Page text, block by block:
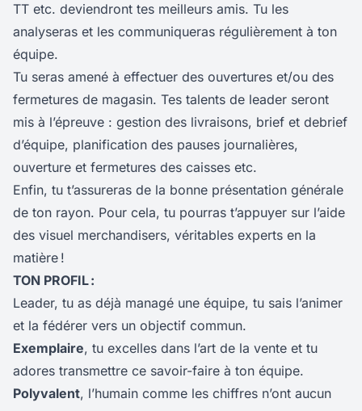
TT etc. deviendront tes meilleurs amis. Tu les
analyseras et les communiqueras régulièrement à ton
équipe.
Tu seras amené à effectuer des ouvertures et/ou des
fermetures de magasin. Tes talents de leader seront
mis à l’épreuve : gestion des livraisons, brief et debrief
d’équipe, planification des pauses journalières,
ouverture et fermetures des caisses etc.
Enfin, tu t’assureras de la bonne présentation générale
de ton rayon. Pour cela, tu pourras t’appuyer sur l’aide
des visuel merchandisers, véritables experts en la
matière !
TON PROFIL :
Leader, tu as déjà managé une équipe, tu sais l’animer
et la fédérer vers un objectif commun.
Exemplaire, tu excelles dans l’art de la vente et tu
adores transmettre ce savoir-faire à ton équipe.
Polyvalent, l’humain comme les chiffres n’ont aucun